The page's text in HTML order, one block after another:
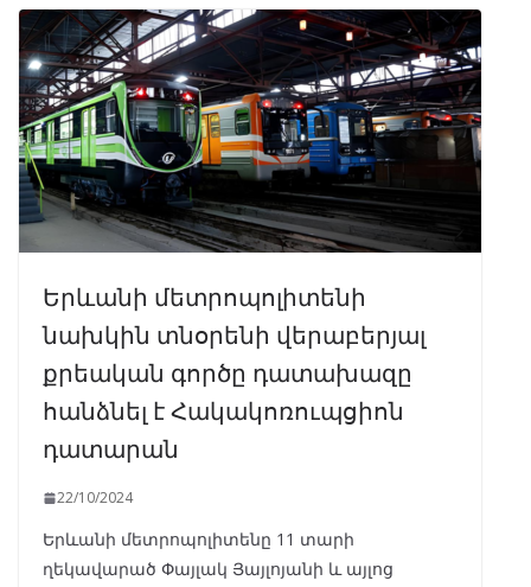
Երևանի մետրոպոլիտենի
նախկին տնօրենի վերաբերյալ
քրեական գործը դատախազը
հանձնել է Հակակոռուպցիոն
դատարան
22/10/2024
Երևանի մետրոպոլիտենը 11 տարի
ղեկավարած Փայլակ Յայլոյանի և այլոց